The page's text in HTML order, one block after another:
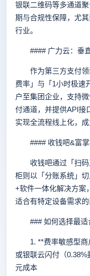
银联二维码等多通道
期与合规性保障，尤
行业。
#### 广力云：垂
作为第三方支付领
费率」与「1小时极速
户至集团企业，支持
付通道，并提供API接
实现全流程线上化，成
#### 收钱吧&富掌
收钱吧通过「扫码
柜则以「分账系统」
+软件一体化解决方案
适合有特定设备需求的
### 如何选择最适
1. **费率敏感型商
或银联云闪付（
元成本